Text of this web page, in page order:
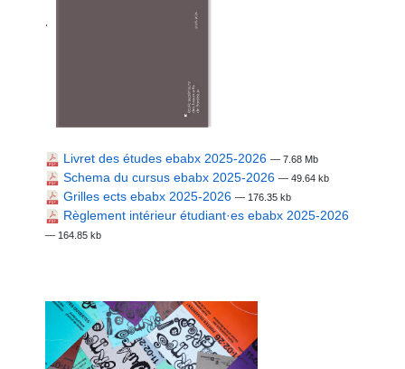
.
Livret des études ebabx 2025-2026 — 7.68 Mb
Schema du cursus ebabx 2025-2026 — 49.64 kb
Grilles ects ebabx 2025-2026 — 176.35 kb
Règlement intérieur étudiant·es ebabx 2025-2026
— 164.85 kb